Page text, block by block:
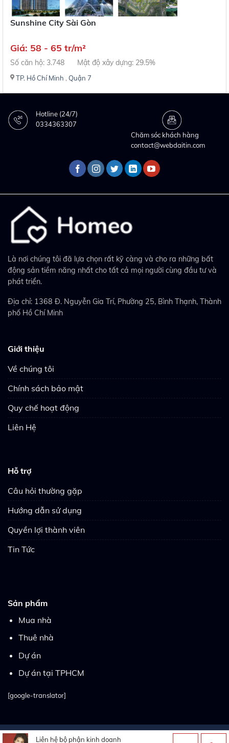
Liên hệ bộ phận kinh doanh
Sunshine City Sài Gòn
Giá: 58 - 65 tr/m²
Số căn hộ: 3.748 Mật độ xây dựng: 29.5%
TP. Hồ Chí Minh , Quận 7
Hotline (24/7)
0334363307
Chăm sóc khách hàng
contact@webdaitin.com
Là nơi chúng tôi đã lựa chọn rất kỹ càng và cho ra những bất
động sản tiềm năng nhất cho tất cả mọi người cùng đầu tư và
phát triển.
Địa chỉ: 1368 Đ. Nguyễn Gia Trí, Phường 25, Bình Thạnh, Thành
phố Hồ Chí Minh
Giới thiệu
Về chúng tôi
Chính sách bảo mật
Quy chế hoạt động
Liên Hệ
Hỗ trợ
Câu hỏi thường gặp
Hướng dẫn sử dụng
Quyền lợi thành viên
Tin Tức
Sản phẩm
Mua nhà
Thuê nhà
Dự án
Dự án tại TPHCM
[google-translator]
Copyright 2026 © Thietkewebsitebatdongsan.com.vn| Thiết